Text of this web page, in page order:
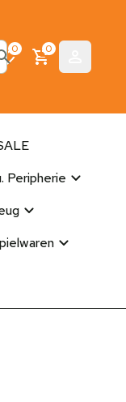
0 0
Peripherie